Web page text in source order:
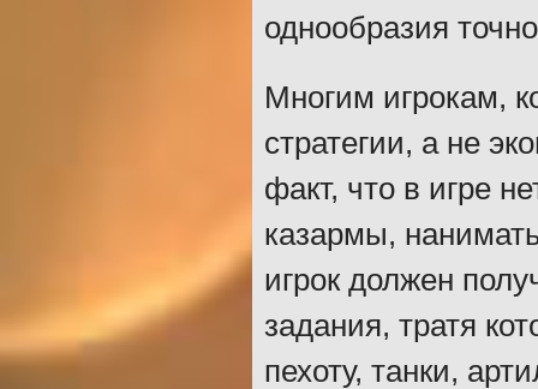
однообразия
Многим игрокам,
стратегии, а не
факт, что в игре
казармы,
игрок должен
задания, тратя
пехоту, танки,